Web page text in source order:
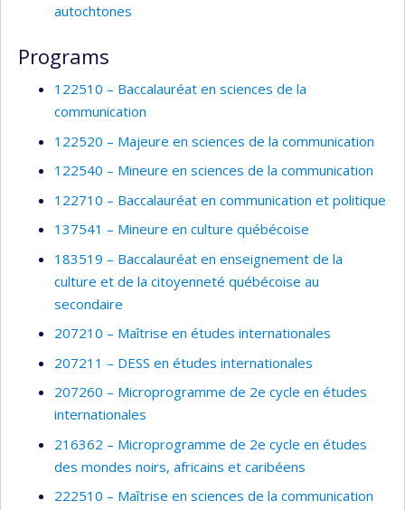
autochtones
Programs
122510 – Baccalauréat en sciences de la
communication
122520 – Majeure en sciences de la communication
122540 – Mineure en sciences de la communication
122710 – Baccalauréat en communication et politique
137541 – Mineure en culture québécoise
183519 – Baccalauréat en enseignement de la
culture et de la citoyenneté québécoise au
secondaire
207210 – Maîtrise en études internationales
207211 – DESS en études internationales
207260 – Microprogramme de 2e cycle en études
internationales
216362 – Microprogramme de 2e cycle en études
des mondes noirs, africains et caribéens
222510 – Maîtrise en sciences de la communication